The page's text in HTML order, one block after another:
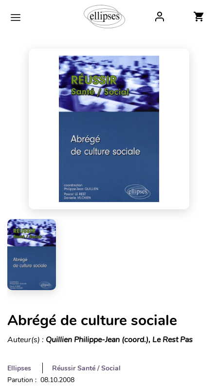
Abrégé de culture sociale
Auteur(s) : Quillien Philippe-Jean (coord.), Le Rest Pas
Ellipses
Réussir Santé / Social
Parution : 08.10.2008